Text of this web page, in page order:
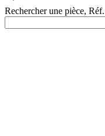
Rechercher une pièce,